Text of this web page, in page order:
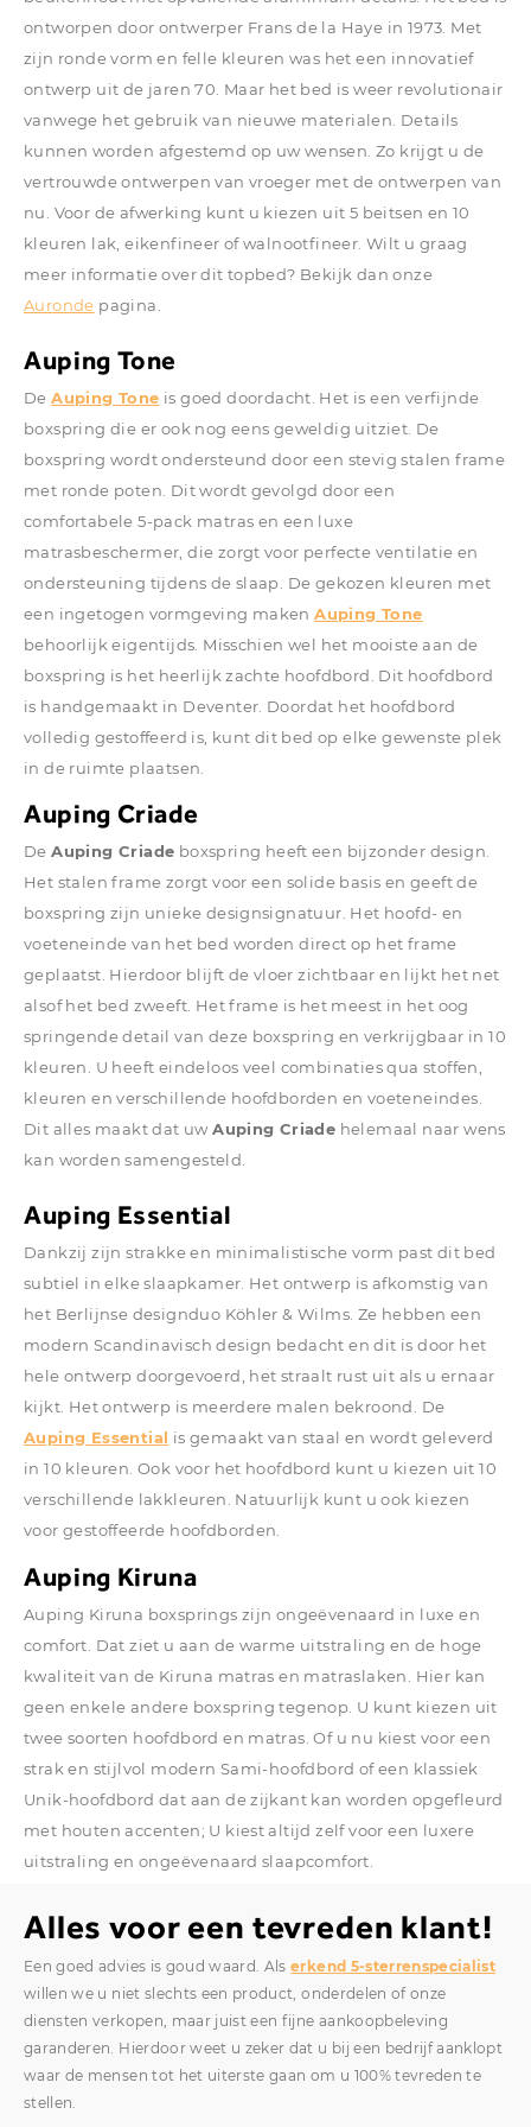
ontworpen door ontwerper Frans de la Haye in 1973. Met
zijn ronde vorm en felle kleuren was het een innovatief
ontwerp uit de jaren 70. Maar het bed is weer revolutionair
vanwege het gebruik van nieuwe materialen. Details
kunnen worden afgestemd op uw wensen. Zo krijgt u de
vertrouwde ontwerpen van vroeger met de ontwerpen van
nu. Voor de afwerking kunt u kiezen uit 5 beitsen en 10
kleuren lak, eikenfineer of walnootfineer. Wilt u graag
meer informatie over dit topbed? Bekijk dan onze
Auronde pagina.
Auping Tone
DeAuping Tone is goed doordacht. Het is een verfijnde
boxspring die er ook nog eens geweldig uitziet. De
boxspring wordt ondersteund door een stevig stalen frame
met ronde poten. Dit wordt gevolgd door een
comfortabele 5-pack matras en een luxe
matrasbeschermer, die zorgt voor perfecte ventilatie en
ondersteuning tijdens de slaap. De gekozen kleuren met
een ingetogen vormgeving makenAuping Tone
behoorlijk eigentijds. Misschien wel het mooiste aan de
boxspring is het heerlijk zachte hoofdbord. Dit hoofdbord
is handgemaakt in Deventer. Doordat het hoofdbord
volledig gestoffeerd is, kunt dit bed op elke gewenste plek
in de ruimte plaatsen.
Auping Criade
DeAuping Criade boxspring heeft een bijzonder design.
Het stalen frame zorgt voor een solide basis en geeft de
boxspring zijn unieke designsignatuur. Het hoofd- en
voeteneinde van het bed worden direct op het frame
geplaatst. Hierdoor blijft de vloer zichtbaar en lijkt het net
alsof het bed zweeft. Het frame is het meest in het oog
springende detail van deze boxspring en verkrijgbaar in 10
kleuren. U heeft eindeloos veel combinaties qua stoffen,
kleuren en verschillende hoofdborden en voeteneindes.
Dit alles maakt dat uwAuping Criade helemaal naar wens
kan worden samengesteld.
Auping Essential
Dankzij zijn strakke en minimalistische vorm past dit bed
subtiel in elke slaapkamer. Het ontwerp is afkomstig van
het Berlijnse designduo Köhler & Wilms. Ze hebben een
modern Scandinavisch design bedacht en dit is door het
hele ontwerp doorgevoerd, het straalt rust uit als u ernaar
kijkt. Het ontwerp is meerdere malen bekroond. De
Auping Essential is gemaakt van staal en wordt geleverd
in 10 kleuren. Ook voor het hoofdbord kunt u kiezen uit 10
verschillende lakkleuren. Natuurlijk kunt u ook kiezen
voor gestoffeerde hoofdborden.
Auping Kiruna
Auping Kiruna boxsprings zijn ongeëvenaard in luxe en
comfort. Dat ziet u aan de warme uitstraling en de hoge
kwaliteit van de Kiruna matras en matraslaken. Hier kan
geen enkele andere boxspring tegenop. U kunt kiezen uit
twee soorten hoofdbord en matras. Of u nu kiest voor een
strak en stijlvol modern Sami-hoofdbord of een klassiek
Unik-hoofdbord dat aan de zijkant kan worden opgefleurd
met houten accenten; U kiest altijd zelf voor een luxere
uitstraling en ongeëvenaard slaapcomfort.
Alles voor een tevreden klant!
Een goed advies is goud waard. Alserkend 5-sterrenspecialist
willen we u niet slechts een product, onderdelen of onze
diensten verkopen, maar juist een fijne aankoopbeleving
garanderen. Hierdoor weet u zeker dat u bij een bedrijf aanklopt
waar de mensen tot het uiterste gaan om u 100% tevreden te
stellen.